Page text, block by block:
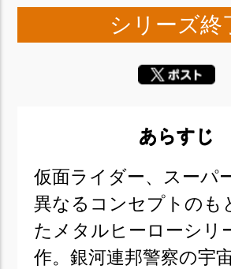
シリーズ終
あらすじ
仮面ライダー、スーパ
異なるコンセプトのも
たメタルヒーローシリ
作。銀河連邦警察の宇